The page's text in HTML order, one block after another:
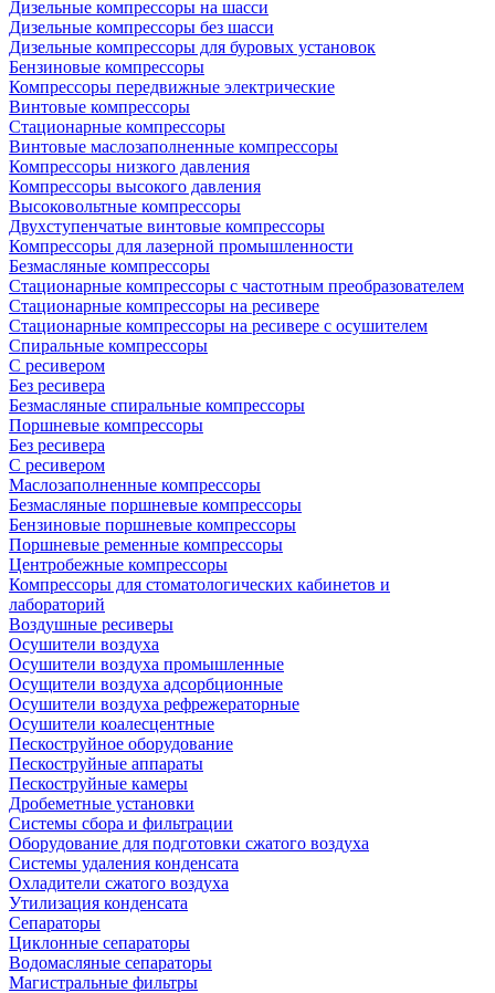
Дизельные компрессоры на шасси
Дизельные компрессоры без шасси
Дизельные компрессоры для буровых установок
Бензиновые компрессоры
Компрессоры передвижные электрические
Винтовые компрессоры
Стационарные компрессоры
Винтовые маслозаполненные компрессоры
Компрессоры низкого давления
Компрессоры высокого давления
Высоковольтные компрессоры
Двухступенчатые винтовые компрессоры
Компрессоры для лазерной промышленности
Безмасляные компрессоры
Стационарные компрессоры с частотным преобразователем
Стационарные компрессоры на ресивере
Стационарные компрессоры на ресивере с осушителем
Спиральные компрессоры
С ресивером
Без ресивера
Безмасляные спиральные компрессоры
Поршневые компрессоры
Без ресивера
С ресивером
Маслозаполненные компрессоры
Безмасляные поршневые компрессоры
Бензиновые поршневые компрессоры
Поршневые ременные компрессоры
Центробежные компрессоры
Компрессоры для стоматологических кабинетов и
лабораторий
Воздушные ресиверы
Осушители воздуха
Осушители воздуха промышленные
Осущители воздуха адсорбционные
Осушители воздуха рефрежераторные
Осушители коалесцентные
Пескоструйное оборудование
Пескоструйные аппараты
Пескоструйные камеры
Дробеметные установки
Системы сбора и фильтрации
Оборудование для подготовки сжатого воздуха
Системы удаления конденсата
Охладители сжатого воздуха
Утилизация конденсата
Сепараторы
Циклонные сепараторы
Водомасляные сепараторы
Магистральные фильтры